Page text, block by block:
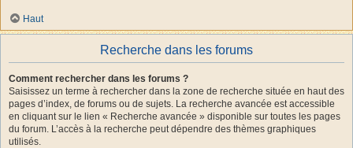
Haut
Recherche dans les forums
Comment rechercher dans les forums ?
Saisissez un terme à rechercher dans la zone de recherche située en haut des
pages d’index, de forums ou de sujets. La recherche avancée est accessible
en cliquant sur le lien « Recherche avancée » disponible sur toutes les pages
du forum. L’accès à la recherche peut dépendre des thèmes graphiques
utilisés.